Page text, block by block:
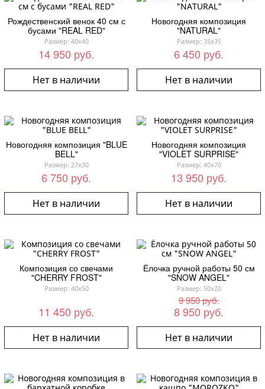
Рождественский венок 40 см с
бусами "REAL RED"
Размер: 40x40
14 950 руб.
Нет в наличии
Новогодняя композиция
"NATURAL"
Размер: 35x35
6 450 руб.
Нет в наличии
Новогодняя композиция "BLUE
BELL"
Размер: 27x30
6 750 руб.
Нет в наличии
Новогодняя композиция
"VIOLET SURPRISE"
Размер: 40x70
13 950 руб.
Нет в наличии
Композиция со свечами
"CHERRY FROST"
Размер: 40x50
11 450 руб.
Нет в наличии
Ёлочка ручной работы 50 см
"SNOW ANGEL"
Размер: 50x20
9 950 руб.
8 950 руб.
Нет в наличии